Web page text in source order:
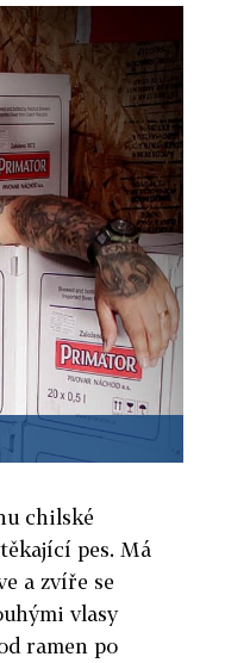
chilské
pes. Má
a zvíře se
vlasy
ramen po